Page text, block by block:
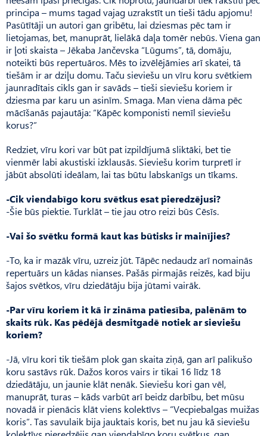
principa – mums tagad vajag uzrakstīt un tieši tādu apjomu!
Pasūtītāji un autori gan gribētu, lai dziesmas pēc tam ir
lietojamas, bet, manuprāt, lielākā daļa tomēr nebūs. Viena gan
ir ļoti skaista – Jēkaba Jančevska “Lū­gums”, tā, domāju,
noteikti būs repertuāros. Mēs to izvēlējāmies arī skatei, tā
tiešām ir ar dziļu domu. Taču sieviešu un vīru koru svētkiem
jaunradītais cikls gan ir savāds – tieši sieviešu koriem ir
dziesma par karu un asinīm. Smaga. Man viena dāma pēc
mācīšanās pajautāja: “Kā­pēc komponisti nemīl sieviešu
korus?”
Redziet, vīru kori var būt pat izpildījumā sliktāki, bet tie
vienmēr labi akustiski izklausās. Sieviešu korim turpretī ir
jābūt absolūti ideālam, lai tas būtu labskanīgs un tīkams.
-Cik viendabīgo koru svētkus esat pieredzējusi?
-Šie būs piektie. Turklāt – tie jau otro reizi būs Cēsīs.
-Vai šo svētku formā kaut kas būtisks ir mainījies?
-To, ka ir mazāk vīru, uzreiz jūt. Tāpēc nedaudz arī nomainās
repertuārs un kādas nianses. Pašās pirmajās reizēs, kad biju
šajos svētkos, vīru dziedātāju bija jūtami vairāk.
-Par vīru koriem it kā ir zināma patiesība, palēnām to
skaits rūk. Kas pēdējā desmitgadē notiek ar sieviešu
koriem?
-Jā, vīru kori tik tiešām plok gan skaita ziņā, gan arī palikušo
koru sastāvs rūk. Dažos koros vairs ir tikai 16 līdz 18
dziedātāju, un jaunie klāt nenāk. Sie­viešu kori gan vēl,
manuprāt, turas – kāds varbūt arī beidz darbību, bet mūsu
novadā ir pienācis klāt viens kolektīvs – “Vecpie­balgas muižas
koris”. Tas savulaik bija jauktais koris, bet nu jau kā sieviešu